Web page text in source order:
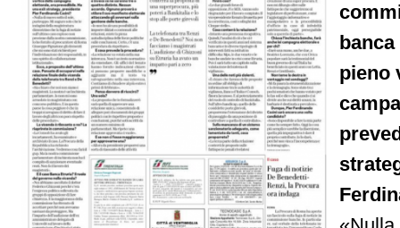
pieno